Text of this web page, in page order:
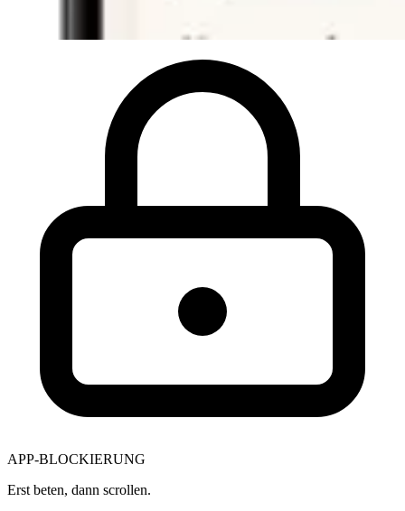
APP-BLOCKIERUNG
Erst beten, dann scrollen.